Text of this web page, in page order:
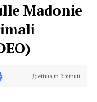
Madonie
lettura in 2 minuti